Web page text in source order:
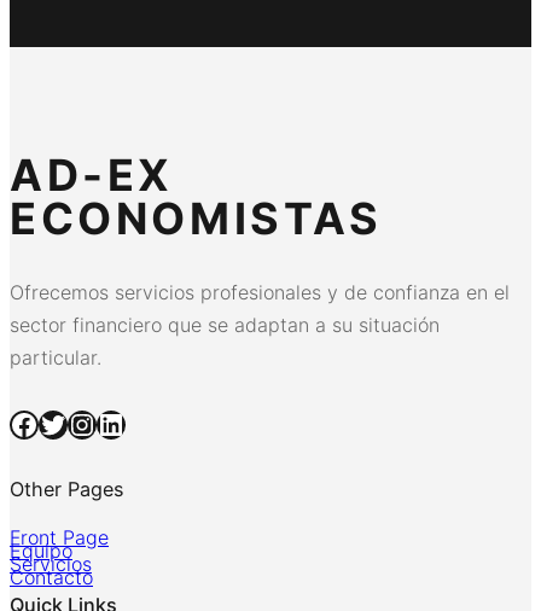
AD-EX
ECONOMISTAS
Ofrecemos servicios profesionales y de confianza en el
sector financiero que se adaptan a su situación
particular.
Facebook Twitter InstagramLinkedIn
Other Pages
Front Page
Equipo
Servicios
Contacto
Quick Links